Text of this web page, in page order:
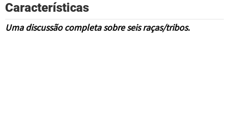
Características
Uma discussão completa sobre seis raças/tribos.